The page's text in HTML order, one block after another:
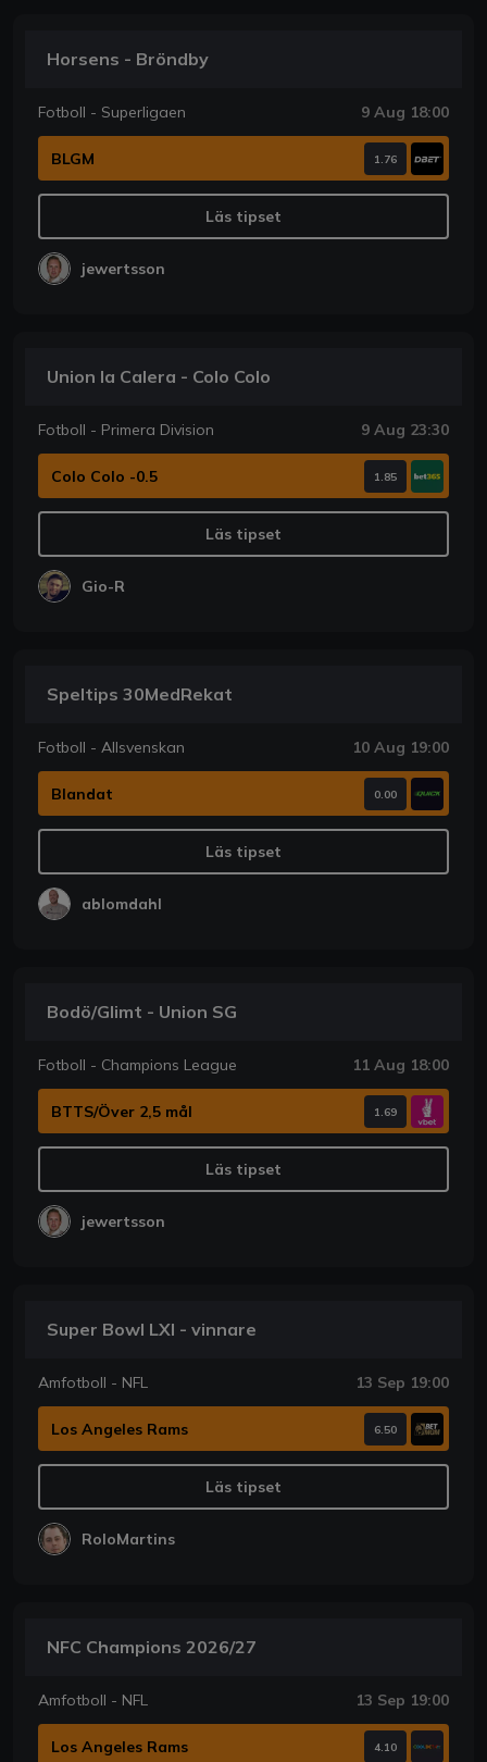
Horsens - Bröndby
Fotboll - Superligaen 9 Aug 18:00
BLGM 1.76
Läs tipset
jewertsson
Union la Calera - Colo Colo
Fotboll - Primera Division 9 Aug 23:30
Colo Colo -0.5 1.85
Läs tipset
Gio-R
Speltips 30MedRekat
Fotboll - Allsvenskan 10 Aug 19:00
Blandat 0.00
Läs tipset
ablomdahl
Bodö/Glimt - Union SG
Fotboll - Champions League 11 Aug 18:00
BTTS/Över 2,5 mål 1.69
Läs tipset
jewertsson
Super Bowl LXI - vinnare
Amfotboll - NFL 13 Sep 19:00
Los Angeles Rams 6.50
Läs tipset
RoloMartins
NFC Champions 2026/27
Amfotboll - NFL 13 Sep 19:00
Los Angeles Rams 4.10